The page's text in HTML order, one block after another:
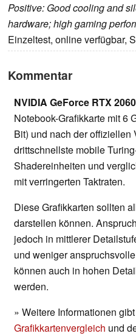
Positive: Good cooling and
hardware; high gaming
Einzeltest, online verfügbar,
Kommentar
NVIDIA GeForce RTX
Notebook-Grafikkarte mit 6
Bit) und nach der offiziellen
drittschnellste mobile
Shadereinheiten und
mit verringerten Taktraten.
Diese Grafikkarten sollten
darstellen können.
jedoch in mittlerer
und weniger
können auch in hohen
werden.
» Weitere Informationen
Grafikkartenvergleich und